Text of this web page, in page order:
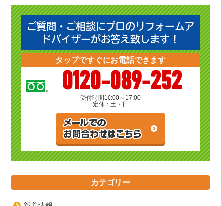
ご質問・ご相談にプロのリフォームア
ドバイザーがお答え致します！
タップですぐにお電話できます
0120-089-252
受付時間 10:00～17:00
定休：土・日
カテゴリー